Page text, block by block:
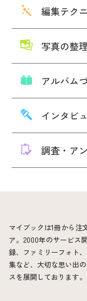
編集テク
写真の整
アルバム
インタビ
調査・ア
マイブックは1冊から注
ア。2000年のサービス
録、ファミリーフォト
集など、大切な思い出
スを展開しております